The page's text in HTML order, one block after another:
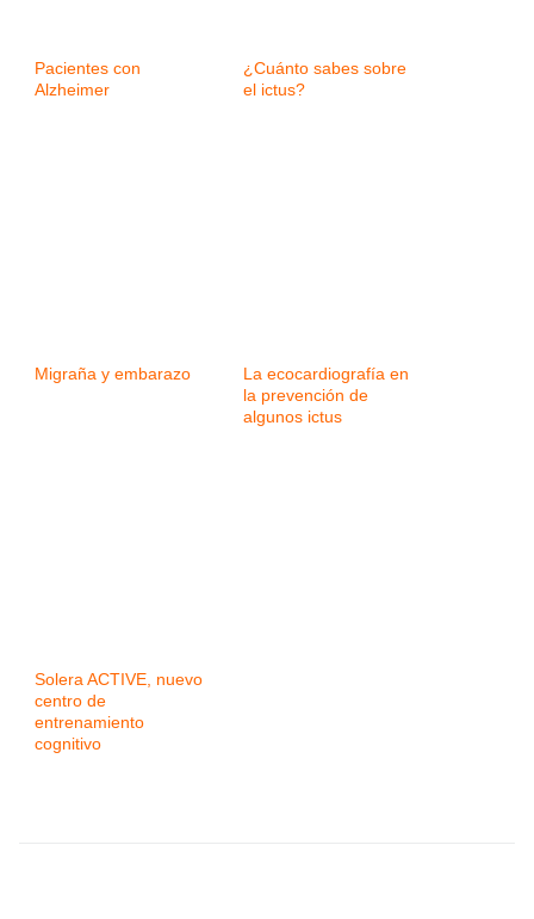
Pacientes con
Alzheimer
¿Cuánto sabes sobre
el ictus?
Migraña y embarazo
La ecocardiografía en
la prevención de
algunos ictus
Solera ACTIVE, nuevo
centro de
entrenamiento
cognitivo